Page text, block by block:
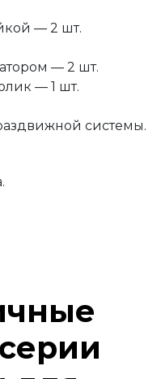
— 2 шт.
— 2 шт.
— 1 шт.
системы.